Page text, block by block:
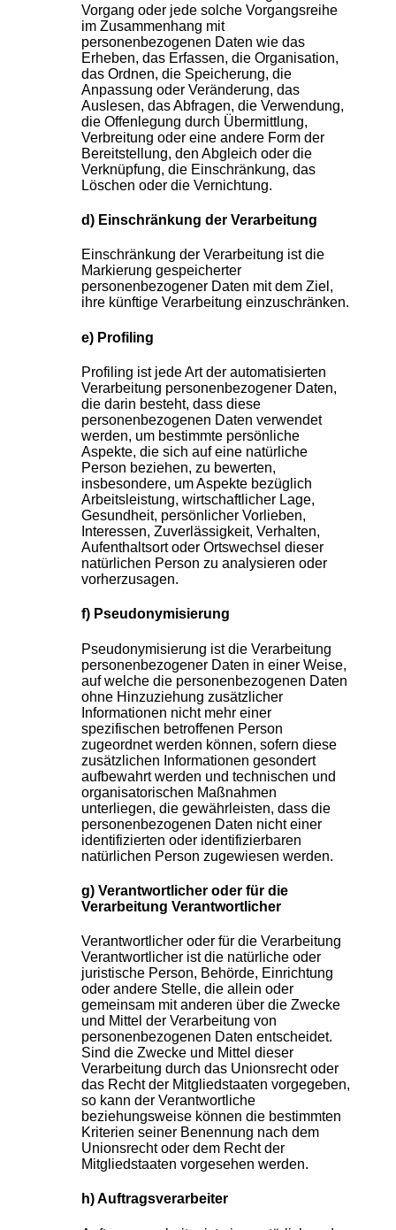
Vorgang oder jede solche Vorgangsreihe
im Zusammenhang mit
personenbezogenen Daten wie das
Erheben, das Erfassen, die Organisation,
das Ordnen, die Speicherung, die
Anpassung oder Veränderung, das
Auslesen, das Abfragen, die Verwendung,
die Offenlegung durch Übermittlung,
Verbreitung oder eine andere Form der
Bereitstellung, den Abgleich oder die
Verknüpfung, die Einschränkung, das
Löschen oder die Vernichtung.
d) Einschränkung der Verarbeitung
Einschränkung der Verarbeitung ist die
Markierung gespeicherter
personenbezogener Daten mit dem Ziel,
ihre künftige Verarbeitung einzuschränken.
e) Profiling
Profiling ist jede Art der automatisierten
Verarbeitung personenbezogener Daten,
die darin besteht, dass diese
personenbezogenen Daten verwendet
werden, um bestimmte persönliche
Aspekte, die sich auf eine natürliche
Person beziehen, zu bewerten,
insbesondere, um Aspekte bezüglich
Arbeitsleistung, wirtschaftlicher Lage,
Gesundheit, persönlicher Vorlieben,
Interessen, Zuverlässigkeit, Verhalten,
Aufenthaltsort oder Ortswechsel dieser
natürlichen Person zu analysieren oder
vorherzusagen.
f) Pseudonymisierung
Pseudonymisierung ist die Verarbeitung
personenbezogener Daten in einer Weise,
auf welche die personenbezogenen Daten
ohne Hinzuziehung zusätzlicher
Informationen nicht mehr einer
spezifischen betroffenen Person
zugeordnet werden können, sofern diese
zusätzlichen Informationen gesondert
aufbewahrt werden und technischen und
organisatorischen Maßnahmen
unterliegen, die gewährleisten, dass die
personenbezogenen Daten nicht einer
identifizierten oder identifizierbaren
natürlichen Person zugewiesen werden.
g) Verantwortlicher oder für die
Verarbeitung Verantwortlicher
Verantwortlicher oder für die Verarbeitung
Verantwortlicher ist die natürliche oder
juristische Person, Behörde, Einrichtung
oder andere Stelle, die allein oder
gemeinsam mit anderen über die Zwecke
und Mittel der Verarbeitung von
personenbezogenen Daten entscheidet.
Sind die Zwecke und Mittel dieser
Verarbeitung durch das Unionsrecht oder
das Recht der Mitgliedstaaten vorgegeben,
so kann der Verantwortliche
beziehungsweise können die bestimmten
Kriterien seiner Benennung nach dem
Unionsrecht oder dem Recht der
Mitgliedstaaten vorgesehen werden.
h) Auftragsverarbeiter